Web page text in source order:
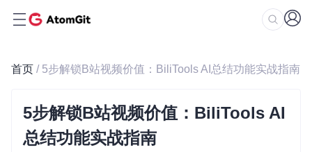
首页 / 5步解锁B站视频价值：BiliTools AI总结功能实战指南
5步解锁B站视频价值：BiliTools AI
总结功能实战指南